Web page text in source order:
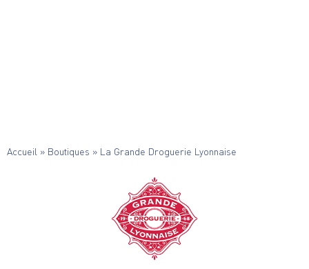
Accueil » Boutiques » La Grande Droguerie Lyonnaise